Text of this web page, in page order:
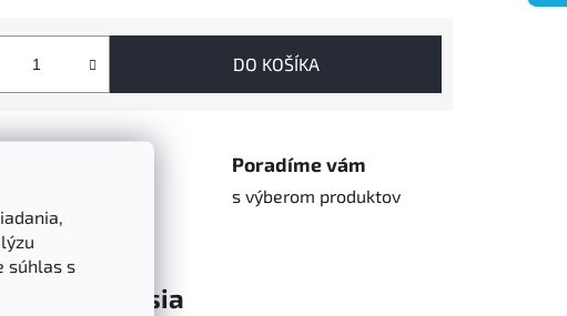
súhlas s
DO KOŠÍKA
Poradíme vám
s výberom produktov
Diskusia